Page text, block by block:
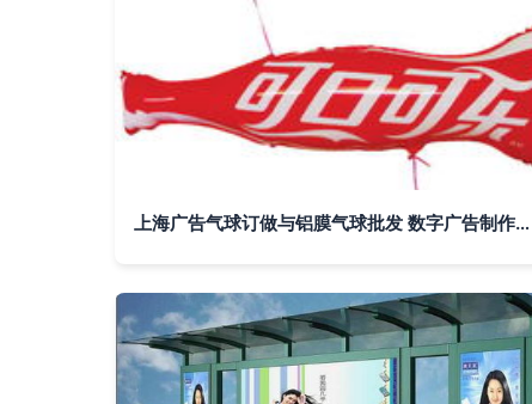
上海广告气球订做与铝膜气球批发 数字广告制作的秘密武器